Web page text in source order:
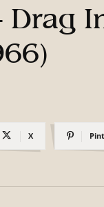
Drag
X